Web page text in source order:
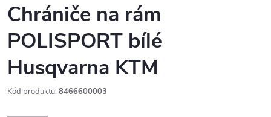
Chrániče na rám
POLISPORT bílé
Husqvarna KTM
Kód produktu: 8466600003